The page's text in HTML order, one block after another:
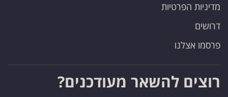
מדיניות הפרטיות
דרושים
פרסמו אצלנו
רוצים להשאר מעודכנים?